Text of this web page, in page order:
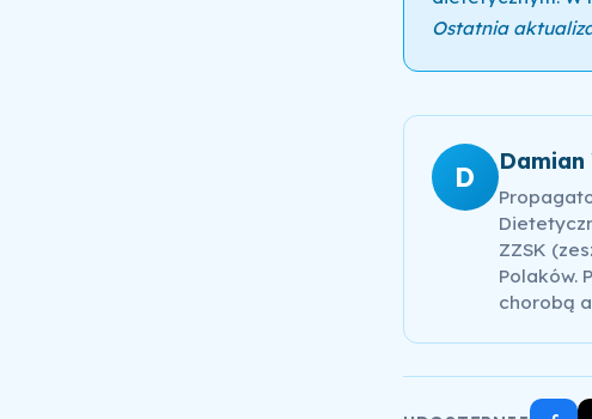
Ostatnia
D
ZZSK
Polaków.
chorobą